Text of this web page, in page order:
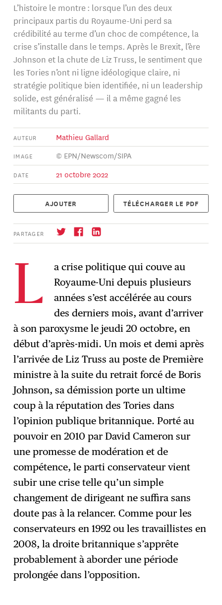
L’histoire le montre : lorsque l’un des deux
principaux partis du Royaume-Uni perd sa
crédibilité au terme d’un choc de compétence, la
crise s’installe dans le temps. Après le Brexit, l’ère
Johnson et la chute de Liz Truss, le sentiment que
les Tories n’ont ni ligne idéologique claire, ni
stratégie politique bien identifiée, ni un leadership
solide, est généralisé — il a même gagné les
militants du parti.
AUTEUR Mathieu Gallard
IMAGE © EPN/Newscom/SIPA
DATE 21 octobre 2022
AJOUTER TÉLÉCHARGER LE PDF
PARTAGER
S'abonner
L
a crise politique qui couve au
Royaume-Uni depuis plusieurs
années s’est accélérée au cours
des derniers mois, avant d’arriver
à son paroxysme le jeudi 20 octobre, en
début d’après-midi. Un mois et demi après
l’arrivée de Liz Truss au poste de Première
ministre à la suite du retrait forcé de Boris
Johnson, sa démission porte un ultime
coup à la réputation des Tories dans
l’opinion publique britannique. Porté au
pouvoir en 2010 par David Cameron sur
une promesse de modération et de
compétence, le parti conservateur vient
subir une crise telle qu’un simple
changement de dirigeant ne suffira sans
doute pas à la relancer. Comme pour les
conservateurs en 1992 ou les travaillistes en
2008, la droite britannique s’apprête
probablement à aborder une période
prolongée dans l’opposition.